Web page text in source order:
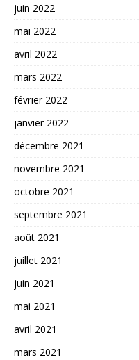
juin 2022
mai 2022
avril 2022
mars 2022
février 2022
janvier 2022
décembre 2021
novembre 2021
octobre 2021
septembre 2021
août 2021
juillet 2021
juin 2021
mai 2021
avril 2021
mars 2021